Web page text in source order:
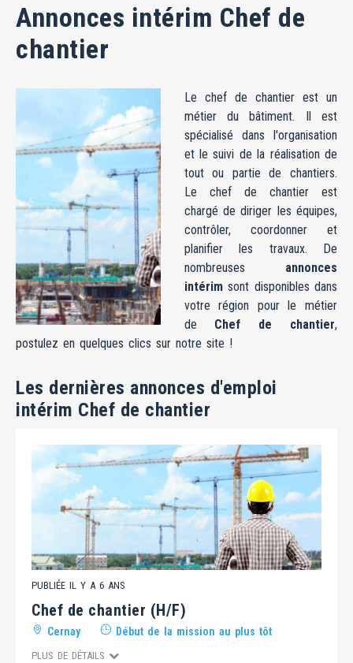
Annonces intérim Chef de
chantier
Le chef de chantier est un
métier du bâtiment. Il est
spécialisé dans l'organisation
et le suivi de la réalisation de
tout ou partie de chantiers.
Le chef de chantier est
chargé de diriger les équipes,
contrôler, coordonner et
planifier les travaux. De
nombreuses annonces
intérimsont disponibles dans
votre région pour le métier
de Chef de chantier,
postulez en quelques clics sur notre site !
Les dernières annonces d'emploi
intérim Chef de chantier
PUBLIÉE IL Y A 6 ANS
Chef de chantier (H/F)
Cernay Début de la mission au plus tôt
PLUS DE DÉTAILS